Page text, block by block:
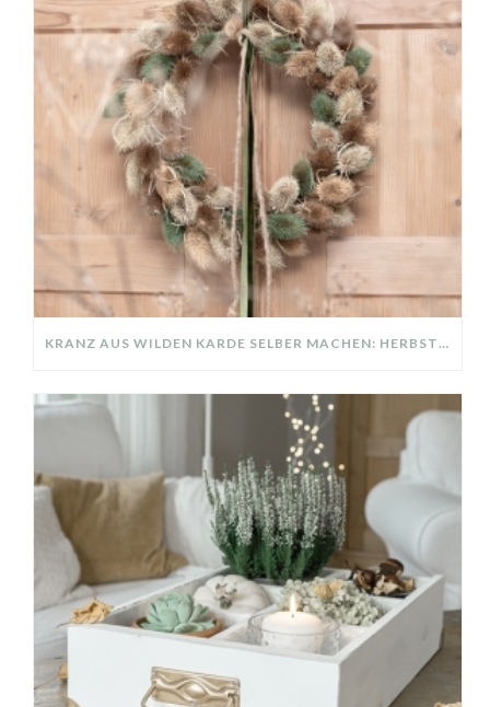
KRANZ AUS WILDEN KARDE SELBER MACHEN: HERBSTDEKO GANZ EINFACH